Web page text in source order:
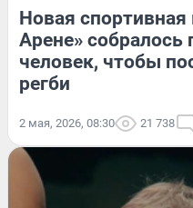
Новая
Арене» собралось
человек, чтобы
регби
2 мая, 2026, 08:30 21 738